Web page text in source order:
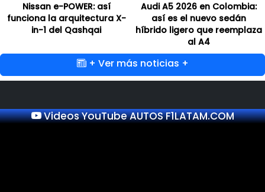
Nissan e-POWER: así
funciona la arquitectura X-
in-1 del Qashqai
Audi A5 2026 en Colombia:
así es el nuevo sedán
híbrido ligero que reemplaza
al A4
+ Ver más noticias +
Videos YouTube AUTOS F1LATAM.COM